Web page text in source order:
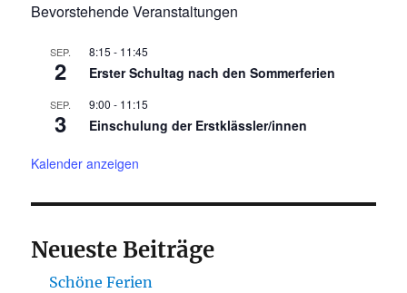
Bevorstehende Veranstaltungen
SEP.
2
8:15 - 11:45
Erster Schultag nach den Sommerferien
SEP.
3
9:00 - 11:15
Einschulung der Erstklässler/innen
Kalender anzeigen
Neueste Beiträge
Schöne Ferien